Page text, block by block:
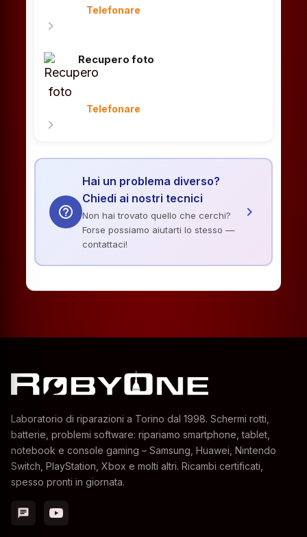
Telefonare
chevron_right
Recupero foto
Telefonare
chevron_right
help_outline
Hai un problema diverso?
Chiedi ai nostri tecnici
Non hai trovato quello che cerchi?
Forse possiamo aiutarti lo stesso —
contattaci!
chevron_right
Laboratorio di riparazioni a Torino dal 1998. Schermi rotti,
batterie, problemi software: ripariamo smartphone, tablet,
notebook e console gaming – Samsung, Huawei, Nintendo
Switch, PlayStation, Xbox e molti altri. Ricambi certificati,
spesso pronti in giornata.
chat